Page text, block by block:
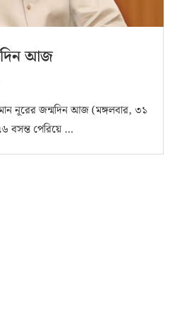
আজ
নূরের জন্মদিন আজ (মঙ্গলবার, ৩১
বসন্ত পেরিয়ে …